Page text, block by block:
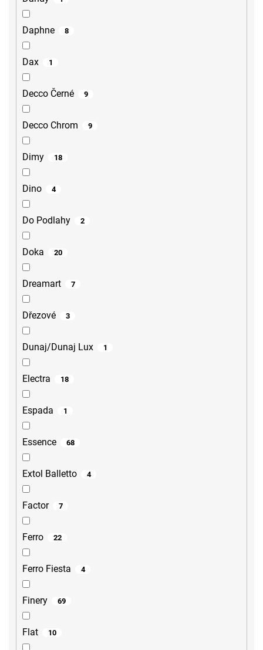
Daphne 8
Dax 1
Decco Černé 9
Decco Chrom 9
Dimy 18
Dino 4
Do Podlahy 2
Doka 20
Dreamart 7
Dřezové 3
Dunaj/Dunaj Lux 1
Electra 18
Espada 1
Essence 68
Extol Balletto 4
Factor 7
Ferro 22
Ferro Fiesta 4
Finery 69
Flat 10